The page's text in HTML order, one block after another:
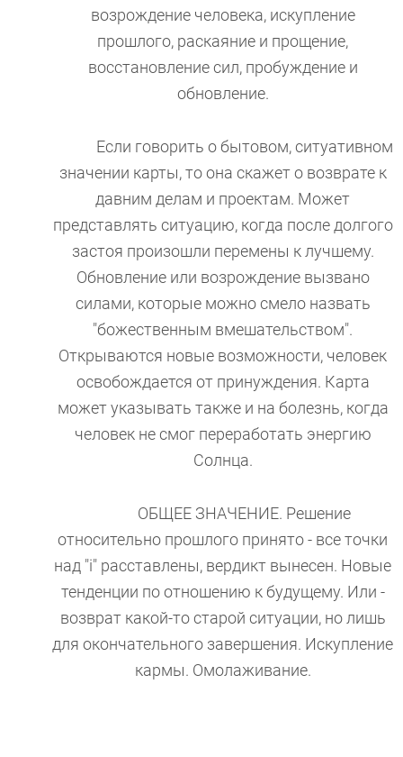
возрождение человека, искупление
прошлого, раскаяние и прощение,
восстановление сил, пробуждение и
обновление.
Если говорить о бытовом, ситуативном
значении карты, то она скажет о возврате к
давним делам и проектам. Может
представлять ситуацию, когда после долгого
застоя произошли перемены к лучшему.
Обновление или возрождение вызвано
силами, которые можно смело назвать
"божественным вмешательством".
Открываются новые возможности, человек
освобождается от принуждения. Карта
может указывать также и на болезнь, когда
человек не смог переработать энергию
Солнца.
ОБЩЕЕ ЗНАЧЕНИЕ. Решение
относительно прошлого принято - все точки
над "i" расставлены, вердикт вынесен. Новые
тенденции по отношению к будущему. Или -
возврат какой-то старой ситуации, но лишь
для окончательного завершения. Искупление
кармы. Омолаживание.